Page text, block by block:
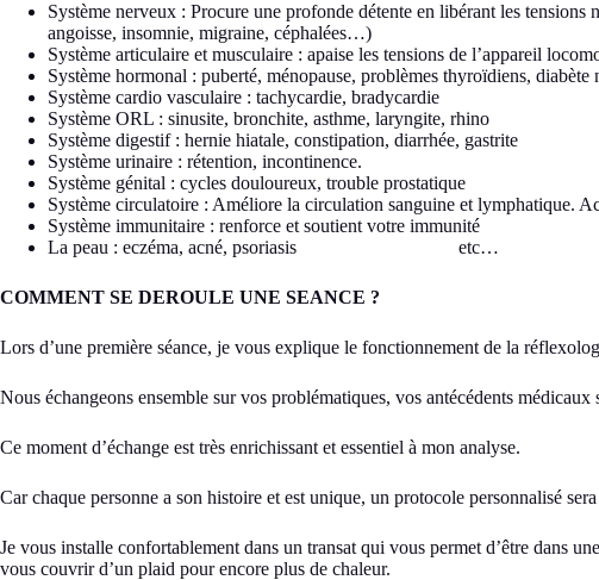
Système nerveux : Procure une profonde détente en libérant les
angoisse, insomnie, migraine, céphalées…)
Système articulaire et musculaire : apaise les tensions de l’appareil
Système hormonal : puberté, ménopause, problèmes thyroïdiens, diabète
Système cardio vasculaire : tachycardie, bradycardie
Système ORL : sinusite, bronchite, asthme, laryngite, rhino
Système digestif : hernie hiatale, constipation, diarrhée, gastrite
Système urinaire : rétention, incontinence.
Système génital : cycles douloureux, trouble prostatique
Système circulatoire : Améliore la circulation sanguine et lymphatique.
Système immunitaire : renforce et soutient votre immunité
La peau : eczéma, acné, psoriasis etc…
COMMENT SE DEROULE UNE SEANCE ?
Lors d’une première séance, je vous explique le fonctionnement de la
Nous échangeons ensemble sur vos problématiques, vos antécédents
Ce moment d’échange est très enrichissant et essentiel à mon analyse.
Car chaque personne a son histoire et est unique, un protocole personnalisé
Je vous installe confortablement dans un transat qui vous permet d’être dans
vous couvrir d’un plaid pour encore plus de chaleur.